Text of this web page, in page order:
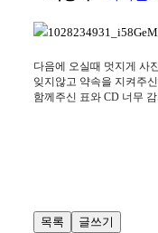
다음에 오실때 멋지게 사
잊지않고 약속을 지켜주
함께주신 표와 CD 너무
목록 글쓰기